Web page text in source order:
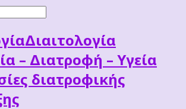
Διαιτoλογία
– Διατροφή – Υγεία
διατροφικής